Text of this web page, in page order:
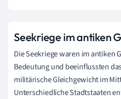
Seekriege im antiken
Die Seekriege waren im antiken
Bedeutung und beeinflussten
militärische Gleichgewicht im
Unterschiedliche Stadtstaaten